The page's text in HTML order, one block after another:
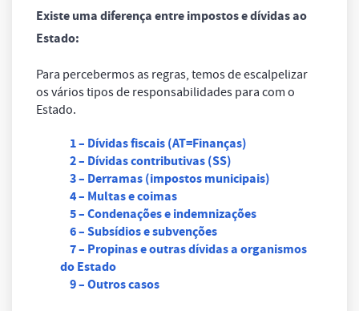
Existe uma diferença entre impostos e dívidas ao
Estado:
Para percebermos as regras, temos de escalpelizar
os vários tipos de responsabilidades para com o
Estado.
1 – Dívidas fiscais (AT=Finanças)
2 – Dívidas contributivas (SS)
3 – Derramas (impostos municipais)
4 – Multas e coimas
5 – Condenações e indemnizações
6 – Subsídios e subvenções
7 – Propinas e outras dívidas a organismos
do Estado
9 – Outros casos